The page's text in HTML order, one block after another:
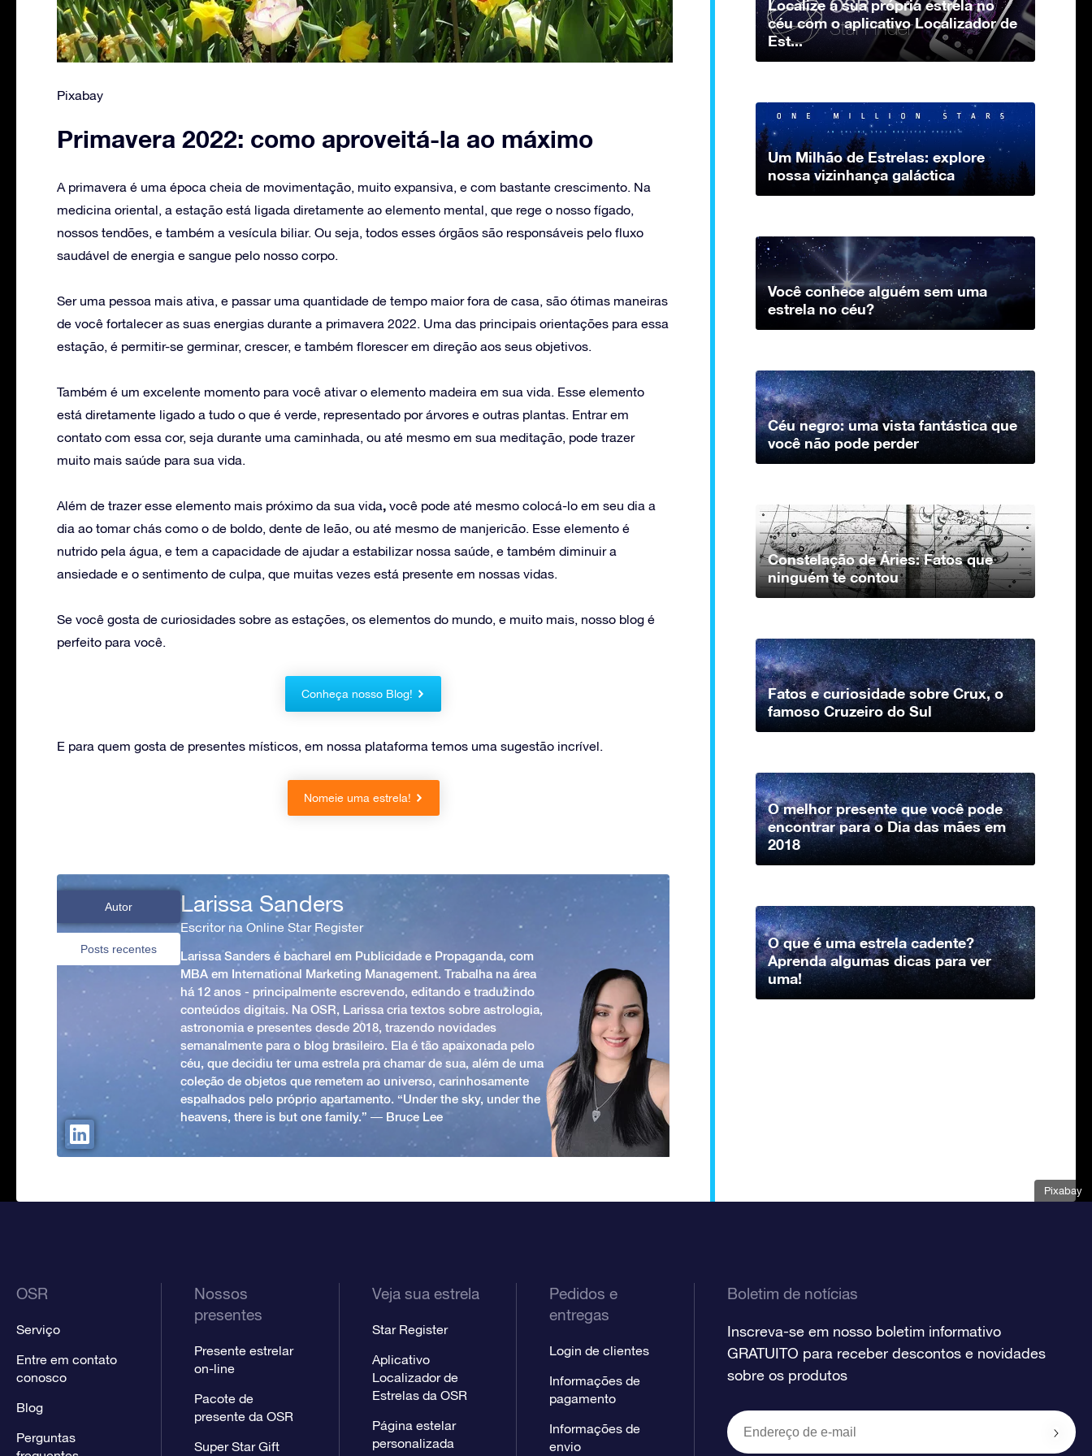
Pixabay
Pixabay
Primavera 2022: como aproveitá-la ao máximo
A primavera é uma época cheia de movimentação, muito expansiva, e com bastante crescimento. Na
medicina oriental, a estação está ligada diretamente ao elemento mental, que rege o nosso fígado,
nossos tendões, e também a vesícula biliar. Ou seja, todos esses órgãos são responsáveis pelo fluxo
saudável de energia e sangue pelo nosso corpo.
Ser uma pessoa mais ativa, e passar uma quantidade de tempo maior fora de casa, são ótimas maneiras
de você fortalecer as suas energias durante a primavera 2022. Uma das principais orientações para essa
estação, é permitir-se germinar, crescer, e também florescer em direção aos seus objetivos.
Também é um excelente momento para você ativar o elemento madeira em sua vida. Esse elemento
está diretamente ligado a tudo o que é verde, representado por árvores e outras plantas. Entrar em
contato com essa cor, seja durante uma caminhada, ou até mesmo em sua meditação, pode trazer
muito mais saúde para sua vida.
Além de trazer esse elemento mais próximo da sua vida, você pode até mesmo colocá-lo em seu dia a
dia ao tomar chás como o de boldo, dente de leão, ou até mesmo de manjericão. Esse elemento é
nutrido pela água, e tem a capacidade de ajudar a estabilizar nossa saúde, e também diminuir a
ansiedade e o sentimento de culpa, que muitas vezes está presente em nossas vidas.
Se você gosta de curiosidades sobre as estações, os elementos do mundo, e muito mais, nosso blog é
perfeito para você.
Conheça nosso Blog!
E para quem gosta de presentes místicos, em nossa plataforma temos uma sugestão incrível.
Nomeie uma estrela!
Autor
Posts recentes
Larissa Sanders
Escritor na Online Star Register
Larissa Sanders é bacharel em Publicidade e Propaganda, com
MBA em International Marketing Management. Trabalha na área
há 12 anos - principalmente escrevendo, editando e traduzindo
conteúdos digitais. Na OSR, Larissa cria textos sobre astrologia,
astronomia e presentes desde 2018, trazendo novidades
semanalmente para o blog brasileiro. Ela é tão apaixonada pelo
céu, que decidiu ter uma estrela pra chamar de sua, além de uma
coleção de objetos que remetem ao universo, carinhosamente
espalhados pelo próprio apartamento. “Under the sky, under the
heavens, there is but one family.” ― Bruce Lee
Localize a sua própria estrela no
céu com o aplicativo Localizador de
Est...
Um Milhão de Estrelas: explore
nossa vizinhança galáctica
Você conhece alguém sem uma
estrela no céu?
Céu negro: uma vista fantástica que
você não pode perder
Constelação de Áries: Fatos que
ninguém te contou
Fatos e curiosidade sobre Crux, o
famoso Cruzeiro do Sul
O melhor presente que você pode
encontrar para o Dia das mães em
2018
O que é uma estrela cadente?
Aprenda algumas dicas para ver
uma!
OSR
Serviço
Entre em contato
conosco
Blog
Perguntas
Nossos
presentes
Presente estrelar
on-line
Pacote de
presente da OSR
Super Star Gift
Veja sua estrela
Star Register
Aplicativo
Localizador de
Estrelas da OSR
Página estelar
personalizada
Pedidos e
entregas
Login de clientes
Informações de
pagamento
Informações de
envio
Boletim de notícias
Inscreva-se em nosso boletim informativo
GRATUITO para receber descontos e novidades
sobre os produtos